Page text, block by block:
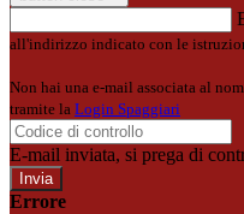
all'indirizzo indicato con le
Non hai una e-mail associata al
tramite la Login Spaggiari
E-mail inviata, si prega di
Errore